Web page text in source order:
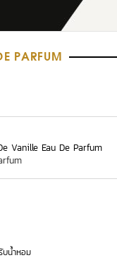
PARFUM
Vanille Eau De Parfum
บน้ำหอม